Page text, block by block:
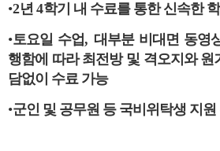
•2년 4학기 내 수료를 통한 신속한
•토요일 수업, 대부분 비대면 동영
행함에 따라 최전방 및 격오지와 원
담없이 수료 가능
•군인 및 공무원 등 국비위탁생 지원